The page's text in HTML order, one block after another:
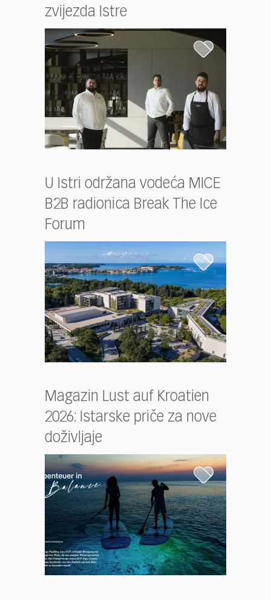
zvijezda Istre
U Istri održana vodeća MICE
B2B radionica Break The Ice
Forum
Magazin Lust auf Kroatien
2026: Istarske priče za nove
doživljaje